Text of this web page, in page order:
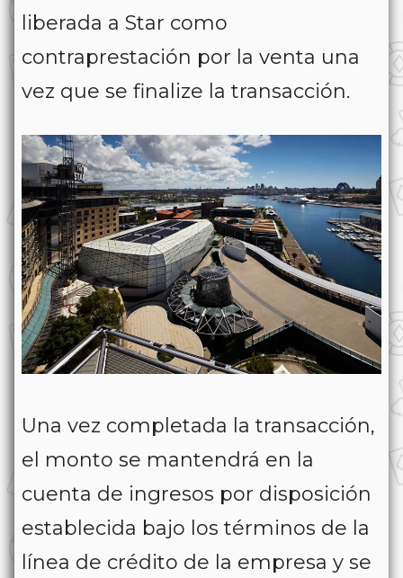
liberada a Star como
contraprestación por la venta una
vez que se finalize la transacción.
Una vez completada la transacción,
el monto se mantendrá en la
cuenta de ingresos por disposición
establecida bajo los términos de la
línea de crédito de la empresa y se